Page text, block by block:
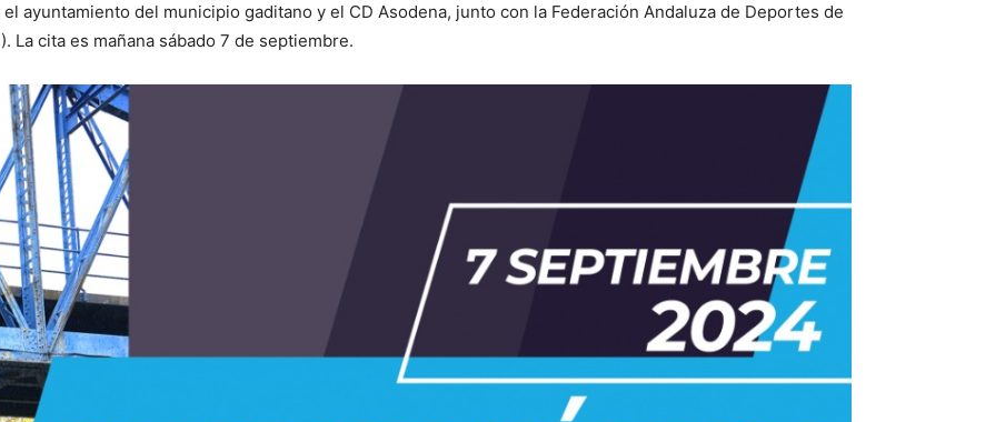
ayuntamiento del municipio gaditano y el CD Asodena, junto con la Federación Andaluza de Deportes de
La cita es mañana sábado 7 de septiembre.